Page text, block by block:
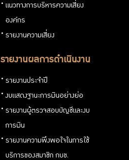
แนวทางการบริหารความเสี่ยง
องค์กร
รายงานความเสี่ยง
รายงานผลการดำเนินงาน
รายงานประจำปี
งบแสดงฐานะการเงินอย่างย่อ
รายงานผู้ตรวจสอบบัญชีและงบ
การเงิน
รายงานความพึงพอใจในการใช้
บริการของสมาชิก กบข.